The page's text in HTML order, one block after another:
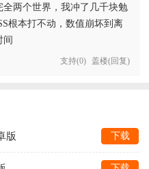
两个世界，我冲了几千块勉
根本打不动，数值崩坏到离
间
支持(0) 盖楼(回复)
版 下载